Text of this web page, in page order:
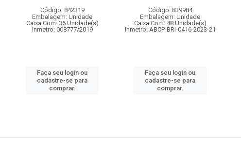
Código: 842319
Embalagem: Unidade
Caixa Com: 36 Unidade(s)
Inmetro: 008777/2019
Faça seu login ou
cadastre-se para
comprar.
Código: 839984
Embalagem: Unidade
Caixa Com: 48 Unidade(s)
Inmetro: ABCP-BRI-0416-2023-21
Faça seu login ou
cadastre-se para
comprar.